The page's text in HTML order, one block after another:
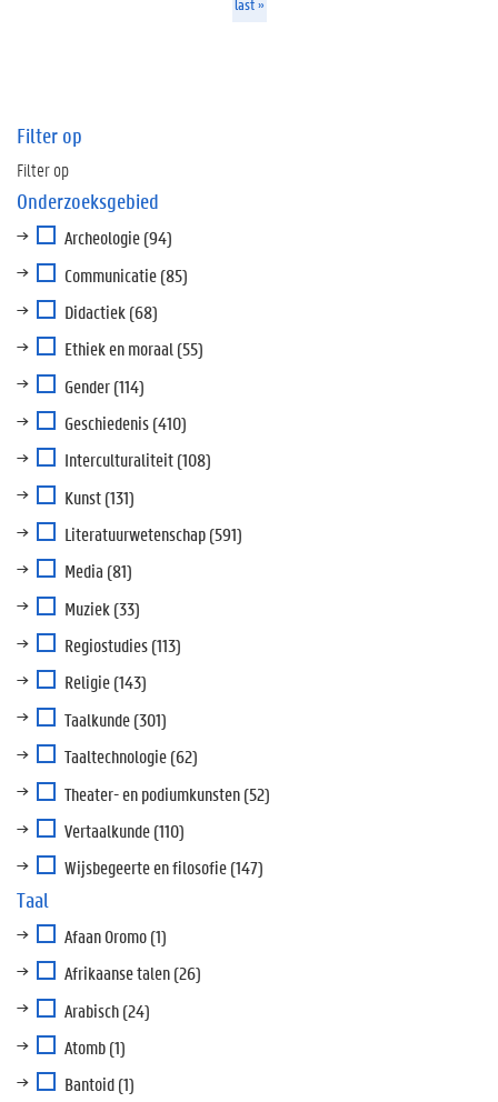
Filter op
Filter op
Onderzoeksgebied
Archeologie(94)
Communicatie(85)
Didactiek(68)
Ethiek en moraal(55)
Gender(114)
Geschiedenis(410)
Interculturaliteit(108)
Kunst(131)
Literatuurwetenschap(591)
Media (81)
Muziek(33)
Regiostudies(113)
Religie(143)
Taalkunde(301)
Taaltechnologie(62)
Theater- en podiumkunsten(52)
Vertaalkunde(110)
Wijsbegeerte en filosofie(147)
Taal
Afaan Oromo(1)
Afrikaanse talen(26)
Arabisch(24)
Atomb(1)
Bantoid(1)